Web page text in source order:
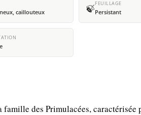
caillouteux 🍃FEUILLAGE
Persistant
des Primulacées, caractérisée